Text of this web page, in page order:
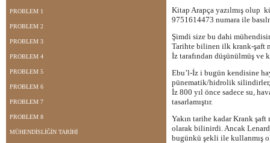
PROBLEM 1
PROBLEM 2
PROBLEM 3
PROBLEM 4
PROBLEM 5
PROBLEM 6
PROBLEM 7
PROBLEM 8
MÜHENDİSLİĞİN TARİHİ
Kitap Arapça yazılmış olup
9751614473 numara ile
Şimdi size bu dahi
Tarihte bilinen ilk krank-şaft
İz tarafından düşünülmüş ve
Ebu’l-İz i bugün kendisine
pünematik/hidrolik silindirler,
İz 800 yıl önce sadece su,
tasarlamıştır.
Yakın tarihe kadar Krank
olarak bilinirdi. Ancak
bugünkü şekli ile kullanmış